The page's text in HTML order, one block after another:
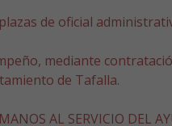
de oficial
mediante
de Tafalla.
AL SERVICIO DEL